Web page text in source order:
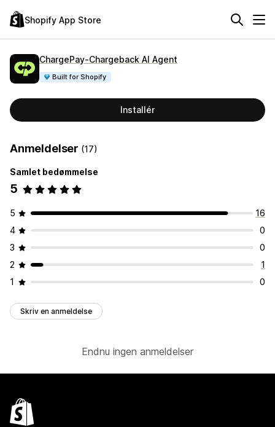
Shopify App Store
ChargePay‑Chargeback AI Agent
Built for Shopify
Installér
Anmeldelser (17)
Samlet bedømmelse
5
5
16
4
0
3
0
2
1
1
0
Skriv en anmeldelse
Endnu ingen anmeldelser